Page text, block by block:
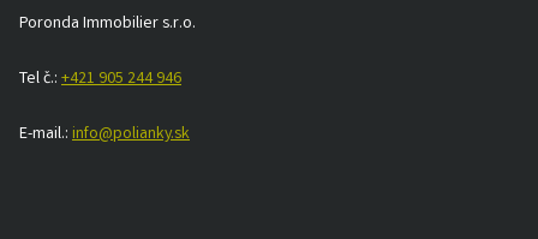
Poronda Immobilier s.r.o.
Tel č.: +421 905 244 946
E-mail.: info@polianky.sk